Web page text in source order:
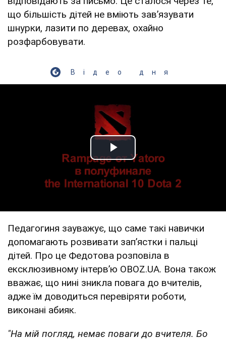
що більшість дітей не вміють завʼязувати
шнурки, лазити по деревах, охайно
розфарбовувати.
Відео дня
Play Video
Педагогиня зауважує, що саме такі навички
допомагають розвивати запʼястки і пальці
дітей. Про це Федотова розповіла в
ексклюзивному інтервʼю OBOZ.UA. Вона також
вважає, що нині зникла повага до вчителів,
адже їм доводиться перевіряти роботи,
виконані абияк.
"На мій погляд, немає поваги до вчителя. Бо